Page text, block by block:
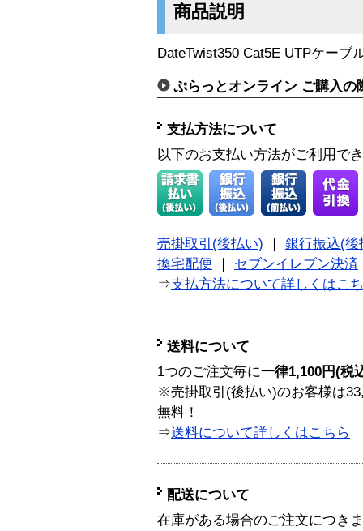
商品説明
DateTwist350 Cat5E UTPケーブ
ぷらっとオンライン ご購入の
支払方法について
以下のお支払い方法がご利用で
売掛取引(後払い)
銀行振込(後
換宅配便
セブンイレブン決済
⇒支払方法について詳しくはこ
送料について
1つのご注文毎に一律1,100円(税
※売掛取引(後払い)のお客様は
無料！
⇒送料について詳しくはこちら
配送について
在庫がある場合のご注文につき